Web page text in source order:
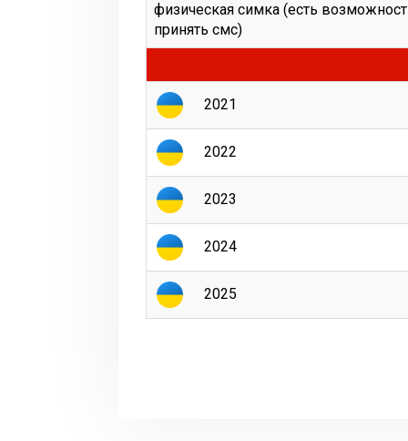
физическая симка (есть
принять смс)
2021
2022
2023
2024
2025